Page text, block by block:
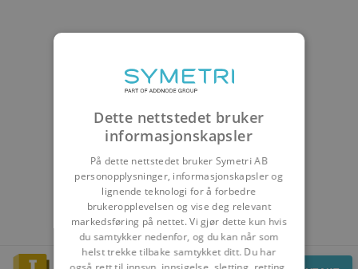
Dette nettstedet bruker
informasjonskapsler
På dette nettstedet bruker Symetri AB
personopplysninger, informasjonskapsler og
lignende teknologi for å forbedre
brukeropplevelsen og vise deg relevant
markedsføring på nettet. Vi gjør dette kun hvis
du samtykker nedenfor, og du kan når som
helst trekke tilbake samtykket ditt. Du har